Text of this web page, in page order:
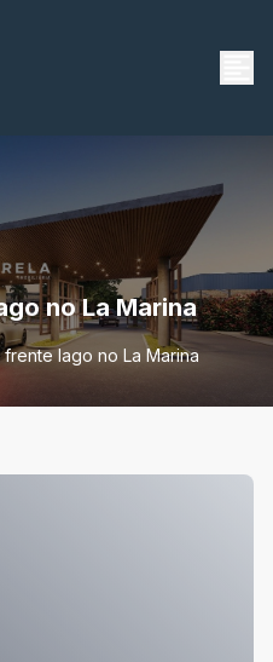
no La Marina
lago no La Marina